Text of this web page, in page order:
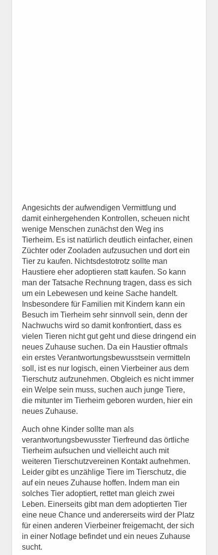
Angesichts der aufwendigen Vermittlung und
damit einhergehenden Kontrollen, scheuen nicht
wenige Menschen zunächst den Weg ins
Tierheim. Es ist natürlich deutlich einfacher, einen
Züchter oder Zooladen aufzusuchen und dort ein
Tier zu kaufen. Nichtsdestotrotz sollte man
Haustiere eher adoptieren statt kaufen. So kann
man der Tatsache Rechnung tragen, dass es sich
um ein Lebewesen und keine Sache handelt.
Insbesondere für Familien mit Kindern kann ein
Besuch im Tierheim sehr sinnvoll sein, denn der
Nachwuchs wird so damit konfrontiert, dass es
vielen Tieren nicht gut geht und diese dringend ein
neues Zuhause suchen. Da ein Haustier oftmals
ein erstes Verantwortungsbewusstsein vermitteln
soll, ist es nur logisch, einen Vierbeiner aus dem
Tierschutz aufzunehmen. Obgleich es nicht immer
ein Welpe sein muss, suchen auch junge Tiere,
die mitunter im Tierheim geboren wurden, hier ein
neues Zuhause.
Auch ohne Kinder sollte man als
verantwortungsbewusster Tierfreund das örtliche
Tierheim aufsuchen und vielleicht auch mit
weiteren Tierschutzvereinen Kontakt aufnehmen.
Leider gibt es unzählige Tiere im Tierschutz, die
auf ein neues Zuhause hoffen. Indem man ein
solches Tier adoptiert, rettet man gleich zwei
Leben. Einerseits gibt man dem adoptierten Tier
eine neue Chance und andererseits wird der Platz
für einen anderen Vierbeiner freigemacht, der sich
in einer Notlage befindet und ein neues Zuhause
sucht.